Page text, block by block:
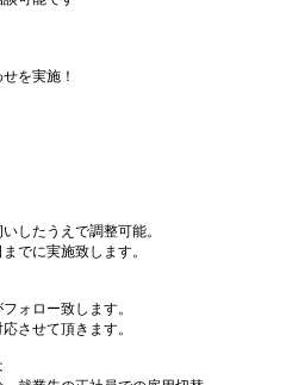
を実施！
したうえで調整可能。
でに実施致します。
ォロー致します。
させて頂きます。